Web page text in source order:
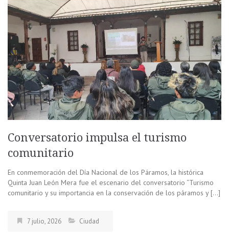
Conversatorio impulsa el turismo
comunitario
En conmemoración del Día Nacional de los Páramos, la histórica
Quinta Juan León Mera fue el escenario del conversatorio “Turismo
comunitario y su importancia en la conservación de los páramos y […]
7 julio, 2026 Ciudad